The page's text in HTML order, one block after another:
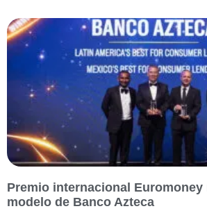
Premio internacional Euromoney
modelo de Banco Azteca